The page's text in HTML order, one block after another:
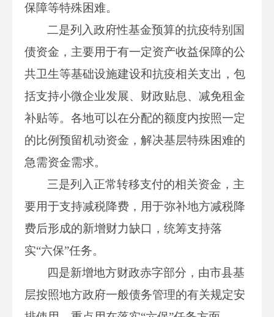
保障等特殊困难。
二是列入政府性基金预算的抗疫特别国
债资金，主要用于有一定资产收益保障的公
共卫生等基础设施建设和抗疫相关支出，包
括支持小微企业发展、财政贴息、减免租金
补贴等。各地可以在分配的额度内按照一定
的比例预留机动资金，解决基层特殊困难的
急需资金需求。
三是列入正常转移支付的相关资金，主
要用于支持减税降费，用于弥补地方减税降
费后形成的新增财力缺口，统筹支持落
实“六保”任务。
四是新增地方财政赤字部分，由市县基
层按照地方政府一般债务管理的有关规定安